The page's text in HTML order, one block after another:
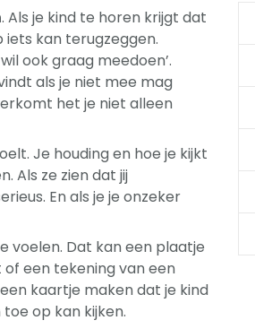
. Als je kind te horen krijgt dat
kan terugzeggen.
ook graag meedoen’.
als je niet mee mag
het je niet alleen
Je houding en hoe je kijkt
Als ze zien dat jij
En als je je onzeker
voelen. Dat kan een plaatje
of een tekening van een
kaartje maken dat je kind
op kan kijken.